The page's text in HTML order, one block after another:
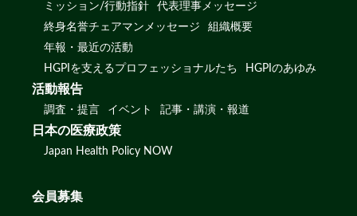
ミッション/行動指針
代表理事メッセージ
終身名誉チェアマンメッセージ
組織概要
年報・最近の活動
HGPIを支えるプロフェッショナルたち
HGPIのあゆみ
活動報告
調査・提言 イベント 記事・講演・報道
日本の医療政策
Japan Health Policy NOW
会員募集